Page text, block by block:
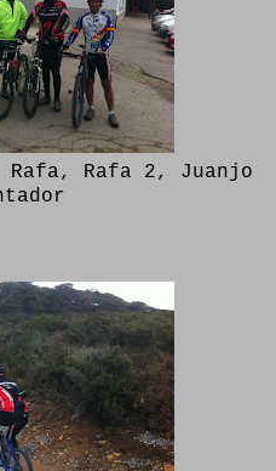
Rafa, Rafa 2, Juanjo